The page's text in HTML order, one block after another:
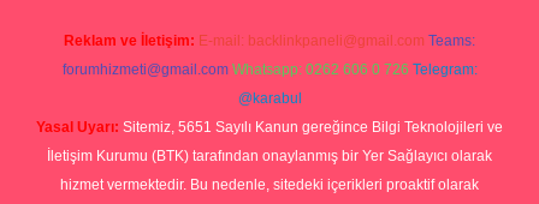
Reklam ve İletişim: E-mail: backlinkpaneli@gmail.com Teams:
forumhizmeti@gmail.com Whatsapp: 0262 606 0 726 Telegram:
@karabul
Yasal Uyarı: Sitemiz, 5651 Sayılı Kanun gereğince Bilgi Teknolojileri ve
İletişim Kurumu (BTK) tarafından onaylanmış bir Yer Sağlayıcı olarak
hizmet vermektedir. Bu nedenle, sitedeki içerikleri proaktif olarak